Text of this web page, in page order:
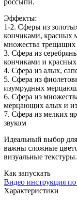
Эффекты:
1-2. Сферы из
кончиками, красных
множества трещащих
3. Сфера из
кончиками и красных
4. Сфера из алых,
5. Сфера из
изумрудных
6. Сфера из
мерцающих алых и
7. Сфера из мелких
звуком
Идеальный выбор
важны сложные
визуальные текстуры.
Как запускать
Видео инструкция по
Характеристики